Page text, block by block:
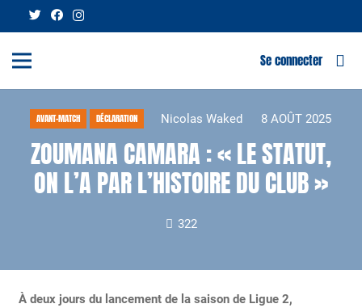
Se connecter
AVANT-MATCH DÉCLARATION Nicolas Waked 8 AOÛT 2025
ZOUMANA CAMARA : « LE STATUT,
ON L’A PAR L’HISTOIRE DU CLUB »
322
À deux jours du lancement de la saison de Ligue 2,